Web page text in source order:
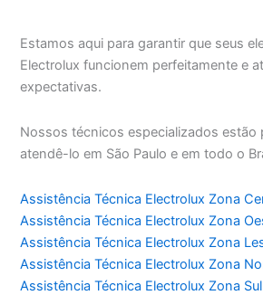
Estamos aqui para garantir que seus
Electrolux funcionem perfeitamente e
expectativas.
Nossos técnicos especializados estão
atendê-lo em São Paulo e em todo o
Assistência Técnica Electrolux Zona
Assistência Técnica Electrolux Zona
Assistência Técnica Electrolux Zona
Assistência Técnica Electrolux Zona
Assistência Técnica Electrolux Zona Sul